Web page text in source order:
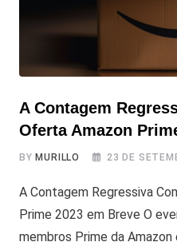
A Contagem
Oferta Amazon
BYMURILLO 23 DE
A Contagem Regressiva
Prime 2023 em Breve O
membros Prime da